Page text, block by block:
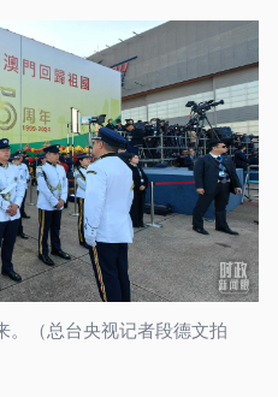
（总台央视记者段德文拍